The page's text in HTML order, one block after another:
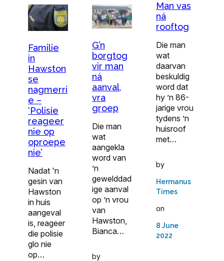
Familie
in
Hawston
se
nagmerri
e –
‘Polisie
reageer
nie op
oproepe
nie’
Nadat 'n
gesin van
Hawston
in huis
aangeval
is, reageer
die polisie
glo nie
op…
G’n
borgtog
vir man
ná
aanval,
vra
groep
Die man
wat
aangekla
word van
’n
gewelddad
ige aanval
op ’n vrou
van
Hawston,
Bianca…
by
Man vas
ná
rooftog
Die man
wat
daarvan
beskuldig
word dat
hy ’n 86-
jarige vrou
tydens ’n
huisroof
met…
by
Hermanus
Times
on
8 June
2022